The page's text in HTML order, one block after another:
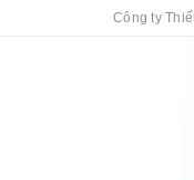
Công ty